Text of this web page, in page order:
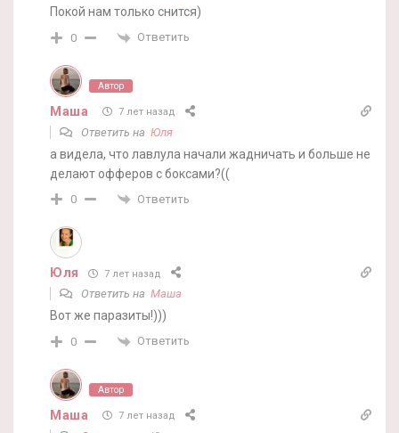
Покой нам только снится)
0 Ответить
Автор
Маша 7 лет назад
Ответить на Юля
а видела, что лавлула начали жадничать и больше не
делают офферов с боксами?((
0 Ответить
Юля 7 лет назад
Ответить на Маша
Вот же паразиты!)))
0 Ответить
Автор
Маша 7 лет назад